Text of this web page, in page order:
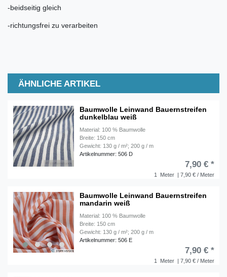
-beidseitig gleich
-richtungsfrei zu verarbeiten
ÄHNLICHE ARTIKEL
Baumwolle Leinwand Bauernstreifen
dunkelblau weiß
Material: 100 % Baumwolle
Breite: 150 cm
Gewicht: 130 g / m²; 200 g / m
Artikelnummer: 506 D
1 Meter | 7,90 € / Meter
7,90 € *
Baumwolle Leinwand Bauernstreifen
mandarin weiß
Material: 100 % Baumwolle
Breite: 150 cm
Gewicht: 130 g / m²; 200 g / m
Artikelnummer: 506 E
1 Meter | 7,90 € / Meter
7,90 € *